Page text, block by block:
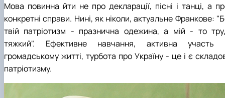
Мова повинна йти не про декларації, пісні і танці, а
конкретні справи. Нині, як ніколи, актуальне Франкове:
твій патріотизм - празнична одежина, а мій - то
тяжкий". Ефективне навчання, активна участь
громадському житті, турбота про Україну - це і є
патріотизму.